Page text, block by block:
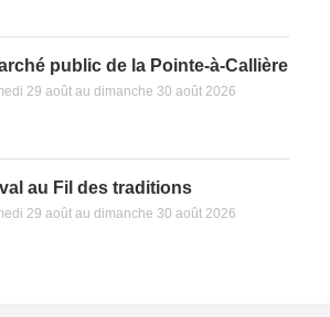
public de la Pointe-à-Callière
29 août au dimanche 30 août 2026
au Fil des traditions
29 août au dimanche 30 août 2026